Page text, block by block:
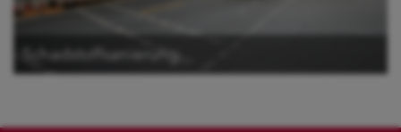
Schadstoffsanierung